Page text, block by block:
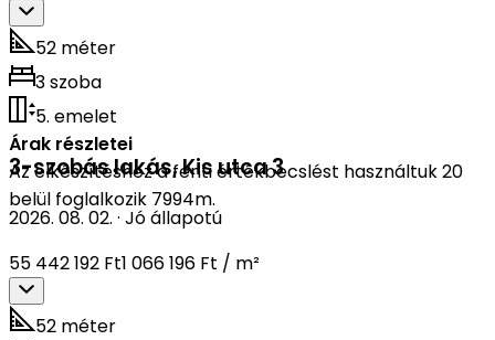
52 méter
3 szoba
5. emelet
Árak részletei
Az elkészítéshez a fenti értékbecslést használtuk 20
belül foglalkozik 7994m.
3-szobás lakás,Kis utca 3
2026. 08. 02. · Jó állapotú
55 442 192 Ft1 066 196 Ft / m²
52 méter